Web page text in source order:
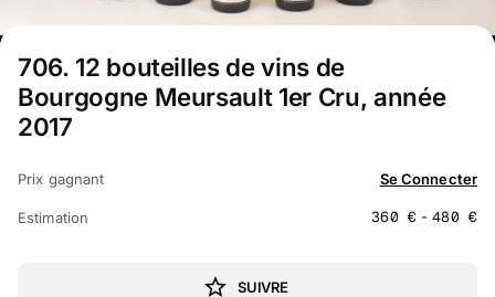
706. 12 bouteilles de vins de
Bourgogne Meursault 1er Cru, année
2017
Prix gagnant Se Connecter
Estimation 360 € -480 €
SUIVRE